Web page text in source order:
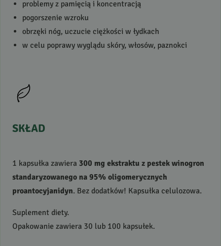
problemy z pamięcią i koncentracją
pogorszenie wzroku
obrzęki nóg, uczucie ciężkości w łydkach
w celu poprawy wyglądu skóry, włosów, paznokci
SKŁAD
1 kapsułka zawiera 300 mg ekstraktu z pestek winogron
standaryzowanego na 95% oligomerycznych
proantocyjanidyn. Bez dodatków! Kapsułka celulozowa.
Suplement diety.
Opakowanie zawiera 30 lub 100 kapsułek.